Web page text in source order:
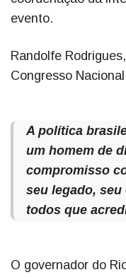
evento.
Randolfe
Congresso
A política
um homem de
compromisso
seu legado, seu
todos que
O governador do